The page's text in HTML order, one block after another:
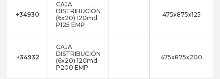
+34930
CAJA
DISTRIBUCIÓN
(6x20) 120md
P125 EMP
475x875x125
+34932
CAJA
DISTRIBUCIÓN
(6x20) 120md
P200 EMP
475x875x200